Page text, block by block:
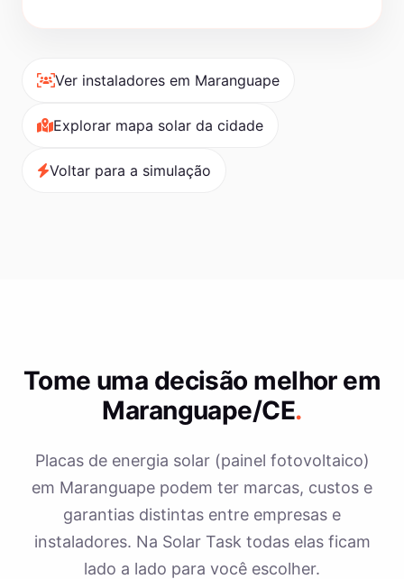
Ver instaladores em Maranguape
Explorar mapa solar da cidade
Voltar para a simulação
Tome uma decisão melhor em
Maranguape/CE.
Placas de energia solar (painel fotovoltaico)
em Maranguape podem ter marcas, custos e
garantias distintas entre empresas e
instaladores. Na Solar Task todas elas ficam
lado a lado para você escolher.